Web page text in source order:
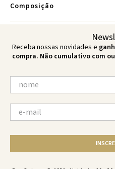
Composição
Receba nossas novidades e
compra. Não cumulativo com